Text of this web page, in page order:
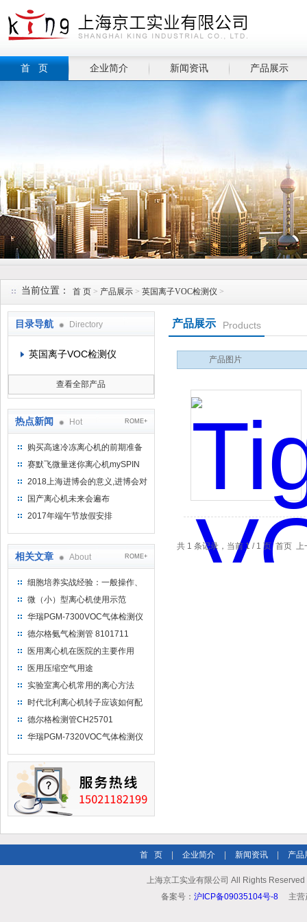
首 页 企业简介 新闻资讯 产品展示
当前位置： 首 页 > 产品展示 > 英国离子VOC检测仪 >
目录导航 Directory
英国离子VOC检测仪
查看全部产品
热点新闻 Hot ROME+
购买高速冷冻离心机的前期准备
工作
赛默飞微量迷你离心机mySPIN
12
2018上海进博会的意义,进博会对
上海的影响有哪些？
国产离心机未来会遍布
2017年端午节放假安排
相关文章 About ROME+
细胞培养实战经验：一般操作、
离心、复苏、换液、洗细胞、消
微（小）型离心机使用示范
华瑞PGM-7300VOC气体检测仪
浏览编程模式菜单
德尔格氨气检测管 8101711
医用离心机在医院的主要作用
医用压缩空气用途
实验室离心机常用的离心方法
时代北利离心机转子应该如何配
平？
德尔格检测管CH25701
华瑞PGM-7320VOC气体检测仪
产品展示 Products
产品图片
共 1 条记录，当前 1 / 1 页 首页
首 页 企业简介 新闻资讯 产品
上海京工实业有限公司 All Rights
备案号： 沪ICP备09035104号-8 主营